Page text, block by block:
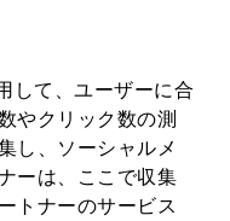
して、ユーザーに合
やクリック数の測
し、ソーシャルメ
ーは、ここで収集
トナーのサービス